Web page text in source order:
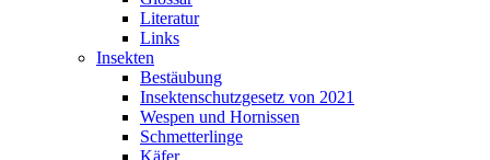
Literatur
Links
Insekten
Bestäubung
Insektenschutzgesetz von 2021
Wespen und Hornissen
Schmetterlinge
Käfer